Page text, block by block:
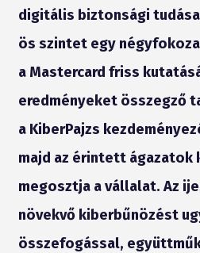
digitális biztonsági
ös szintet egy
a Mastercard friss
eredményeket összegző
a KiberPajzs
majd az érintett ágazatok
megosztja a vállalat. Az
növekvő kiberbűnözést
összefogással,